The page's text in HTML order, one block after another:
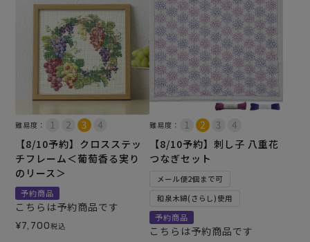
難易度：
【8/10予約】クロスステッ
チフレーム＜葡萄香る実り
のリース＞
予約商品
こちらは予約商品です
¥7,700税込
難易度：
【8/10予約】刺し子 八重花
つなぎセット
メール便2個まで可
和泉木綿(さらし)使用
予約商品
こちらは予約商品です